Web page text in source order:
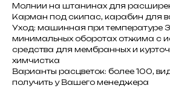
Молнии на штанинах для
Карман под скипас, карабин для
Уход: машинная при температуре
минимальных оборотах отжима с
средства для мембранных и
химчистка
Варианты расцветок: более 100,
получить у Вашего менеджера